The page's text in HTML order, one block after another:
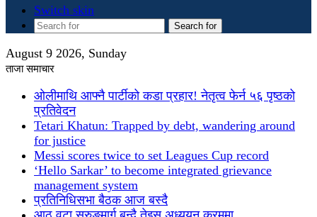
Switch skin
Search for
August 9 2026, Sunday
ताजा समाचार
ओलीमाथि आफ्नै पार्टीको कडा प्रहार! नेतृत्व फेर्न ५६ पृष्ठको
प्रतिवेदन
Tetari Khatun: Trapped by debt, wandering around
for justice
Messi scores twice to set Leagues Cup record
‘Hello Sarkar’ to become integrated grievance
management system
प्रतिनिधिसभा बैठक आज बस्दै